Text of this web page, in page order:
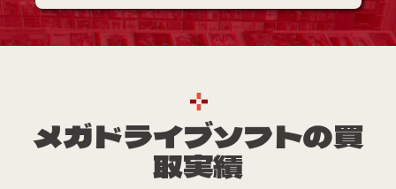
メガドライブソフトの買
取実績